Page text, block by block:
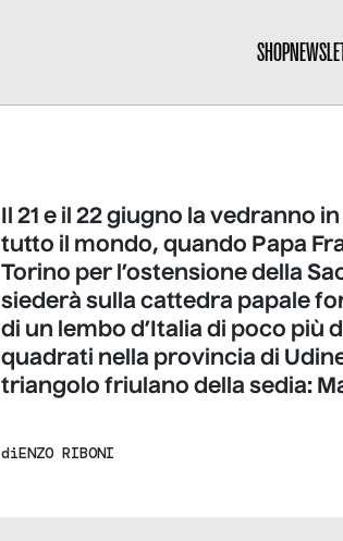
SHOP
Il 21 e il 22 giugno la vedranno
tutto il mondo, quando Papa
Torino per l’ostensione della
siederà sulla cattedra papale
di un lembo d’Italia di poco più
quadrati nella provincia di
triangolo friulano della sedia:
diENZO RIBONI